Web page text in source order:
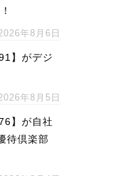
年8月6日
】がデジ
年8月5日
】が自社
待倶楽部